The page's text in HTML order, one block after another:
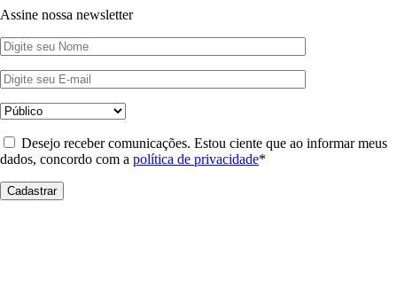
Assine nossa newsletter
Desejo receber comunicações. Estou ciente que ao informar meus
dados, concordo com a política de privacidade*